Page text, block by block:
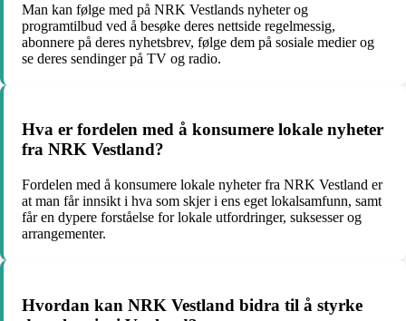
Man kan følge med på NRK Vestlands nyheter og
programtilbud ved å besøke deres nettside regelmessig,
abonnere på deres nyhetsbrev, følge dem på sosiale medier og
se deres sendinger på TV og radio.
Hva er fordelen med å konsumere lokale nyheter
fra NRK Vestland?
Fordelen med å konsumere lokale nyheter fra NRK Vestland er
at man får innsikt i hva som skjer i ens eget lokalsamfunn, samt
får en dypere forståelse for lokale utfordringer, suksesser og
arrangementer.
Hvordan kan NRK Vestland bidra til å styrke